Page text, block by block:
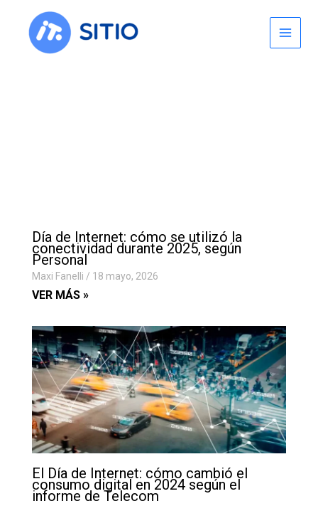
content
Día de Internet: cómo se utilizó la
conectividad durante 2025, según
Personal
Maxi Fanelli 18 mayo, 2026
VER MÁS »
El Día de Internet: cómo cambió el
consumo digital en 2024 según el
informe de Telecom